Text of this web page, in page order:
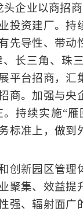
头企业以商招
投资建厂。持
先导性、带动
长三角、珠
平台招商，汇
商。加强与央
持续实施“
标准上，做到
新园区管理
聚集、效益提
强、辐射面广